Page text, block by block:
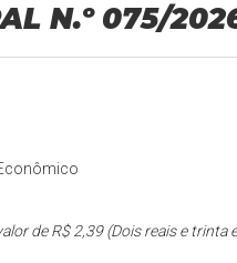
N.º 075/
de R$ 2,39 (Dois reais e